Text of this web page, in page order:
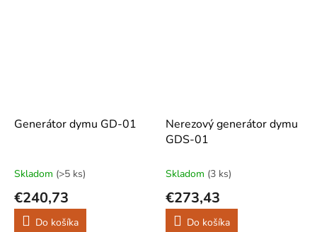
Generátor dymu GD-01
Skladom (>5 ks)
€240,73
Do košíka
Nerezový generátor dymu
GDS-01
Skladom (3 ks)
€273,43
Do košíka